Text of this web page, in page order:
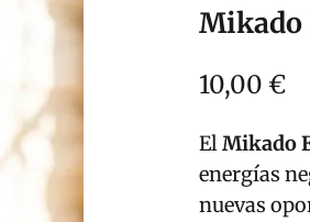
Mikado
10,00 €
ElMikado
energías
nuevas